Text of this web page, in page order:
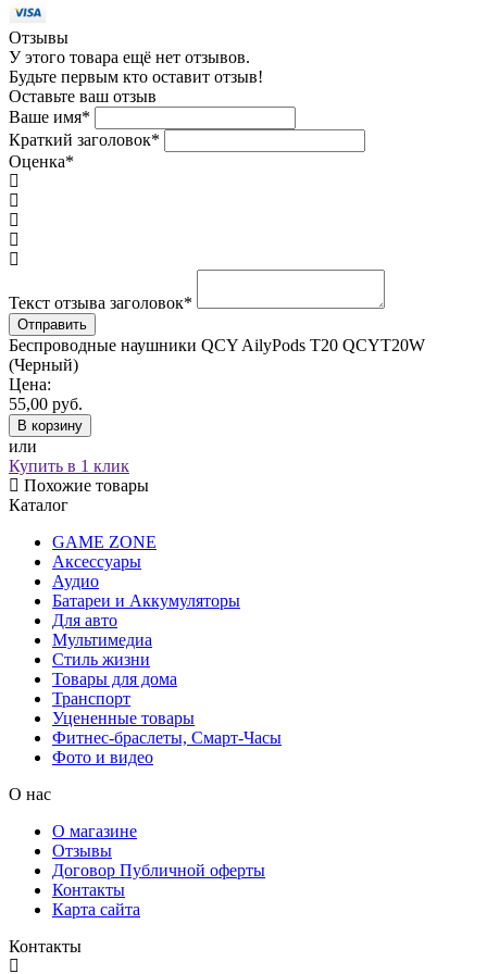
Отзывы
У этого товара ещё нет отзывов.
Будьте первым кто оставит отзыв!
Оставьте ваш отзыв
Ваше имя*
Краткий заголовок*
Оценка*
Текст отзыва заголовок*
Беспроводные наушники QCY AilyPods T20 QCYT20W
(Черный)
Цена:
55,00 руб.
В корзину
или
Купить в 1 клик
Похожие товары
Каталог
GAME ZONE
Аксессуары
Аудио
Батареи и Аккумуляторы
Для авто
Мультимедиа
Стиль жизни
Товары для дома
Транспорт
Уцененные товары
Фитнес-браслеты, Смарт-Часы
Фото и видео
О нас
О магазине
Отзывы
Договор Публичной оферты
Контакты
Карта сайта
Контакты